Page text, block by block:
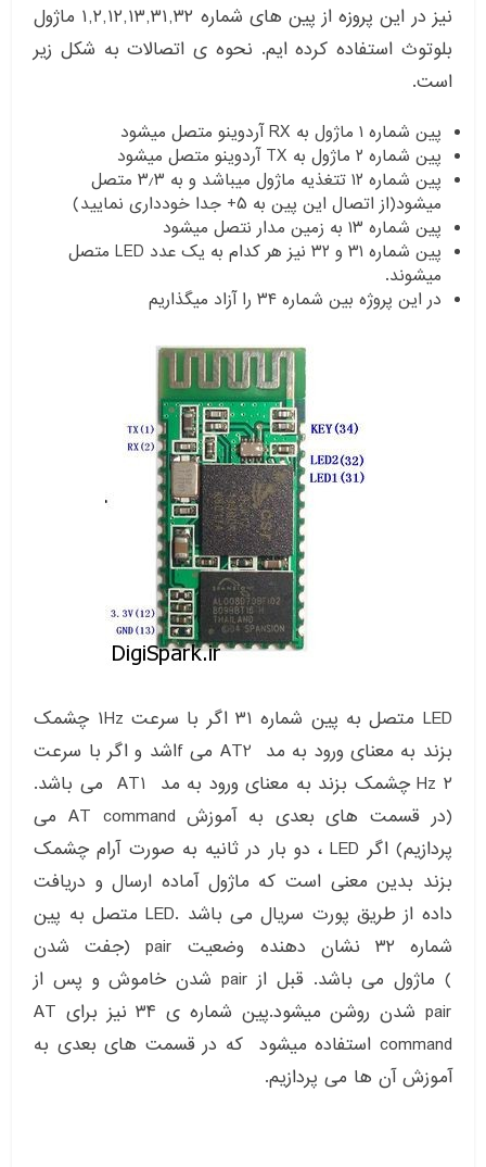
نیز در این پروزه از پین های شماره ۱,۲,۱۲,۱۳,۳۱,۳۲ ماژول
بلوتوث استفاده کرده ایم. نحوه ی اتصالات به شکل زیر
است.
پین شماره ۱ ماژول به RX آردوینو متصل میشود
پین شماره ۲ ماژول به TX آردوینو متصل میشود
پین شماره ۱۲ تتغذیه ماژول میباشد و به ۳٫۳ متصل
میشود(از اتصال این پین به ۵+ جدا خودداری نمایید)
پین شماره ۱۳ به زمین مدار نتصل میشود
پین شماره ۳۱ و ۳۲ نیز هر کدام به یک عدد LED متصل
میشوند.
در این پروژه بین شماره ۳۴ را آزاد میگذاریم
LED متصل به پین شماره ۳۱ اگر با سرعت ۱Hz چشمک
بزند به معنای ورود به مد AT2 می fاشد و اگر با سرعت
۲ Hz چشمک بزند به معنای ورود به مد AT1 می باشد.
(در قسمت های بعدی به آموزش AT command می
پردازیم) اگر LED ، دو بار در ثانیه به صورت آرام چشمک
بزند بدین معنی است که ماژول آماده ارسال و دریافت
داده از طریق پورت سریال می باشد .LED متصل به پین
شماره ۳۲ نشان دهنده وضعیت pair (جفت شدن
) ماژول می باشد. قبل از pair شدن خاموش و پس از
pair شدن روشن میشود.پین شماره ی ۳۴ نیز برای AT
command استفاده میشود که در قسمت های بعدی به
آموزش آن ها می پردازیم.